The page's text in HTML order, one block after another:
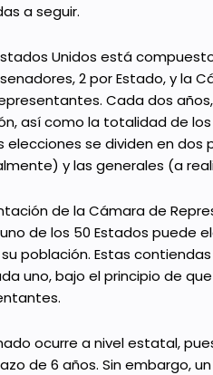
a seguir.
Unidos está
2 por Estado, y la
Cada dos
así como la totalidad de
elecciones se dividen en dos
y las generales (a
de la Cámara de
de los 50 Estados puede
población. Estas
uno, bajo el principio de
ocurre a nivel estatal,
de 6 años. Sin embargo,